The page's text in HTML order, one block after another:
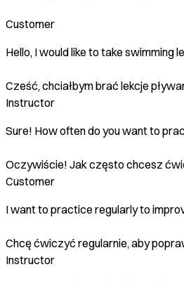
Customer
Hello, I would like to take swimming
Cześć, chciałbym brać lekcje
Instructor
Sure! How often do you want to
Oczywiście! Jak często chcesz
Customer
I want to practice regularly to
Chcę ćwiczyć regularnie, aby
Instructor